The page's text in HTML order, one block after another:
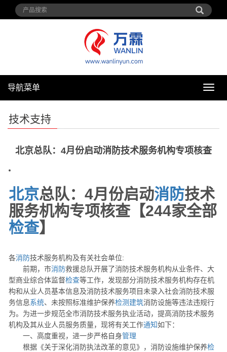
导
导航菜单
技术支持
北京总队：4月份启动消防技术服务机构专项核查
北京总队：4月份启动消防技术
服务机构专项核查【244家全部
检查】
各消防技术服务机构及有关社会单位:
前期，市消防救援总队开展了消防技术服务机构从业条件、大
型商业综合体监督检查等工作，发现部分消防技术服务机构存在机
构和从业人员基本信息及消防技术服务项目未录入社会消防技术服
务信息系统、未按照标准维护保养检测 建筑消防设施等违法违规行
为。为进一步规范全市消防技术服务执业活动，提高消防技术服务
机构及其从业人员服务质量，现将有关工作通知如下：
一、高度重视，进一步严格自身管理
根据《关于深化消防执法改革的意见》，消防设施维护保养检